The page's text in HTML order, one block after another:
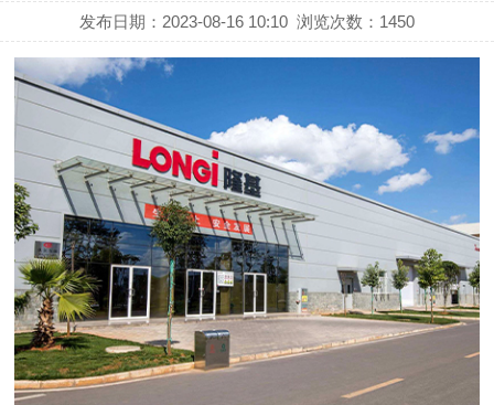
发布日期：2023-08-16 10:10 浏览次数： 1450